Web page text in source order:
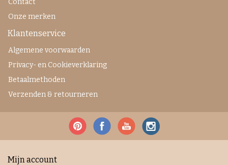
Contact
Onze merken
Klantenservice
Algemene voorwaarden
Privacy- en Cookieverklaring
Betaalmethoden
Verzenden & retourneren
Mijn account